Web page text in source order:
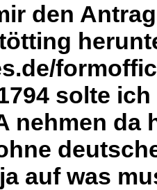
den
solte
nehmen da
auf was